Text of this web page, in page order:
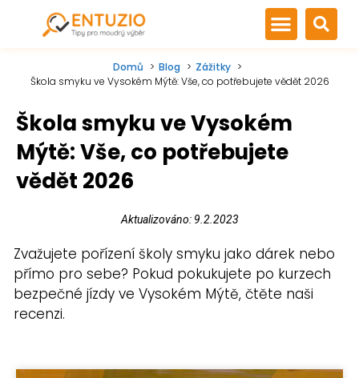
Domů Blog
Zážitky
Škola smyku ve Vysokém Mýtě: Vše, co potřebujete vědět 2026
Škola smyku ve Vysokém
Mýtě: Vše, co potřebujete
vědět 2026
Aktualizováno: 9.2.2023
Zvažujete pořízení školy smyku jako dárek nebo
přímo pro sebe? Pokud pokukujete po kurzech
bezpečné jízdy ve Vysokém Mýtě, čtěte naši
recenzi.